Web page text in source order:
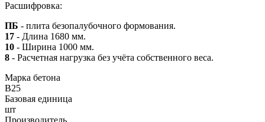
Расшифровка:
ПБ - плита безопалубочного формования.
17 - Длина 1680 мм.
10 - Ширина 1000 мм.
8 - Расчетная нагрузка без учёта собственного веса.
Марка бетона
B25
Базовая единица
шт